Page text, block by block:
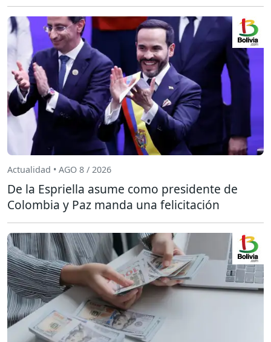
Actualidad • AGO 8 / 2026
De la Espriella asume como presidente de
Colombia y Paz manda una felicitación